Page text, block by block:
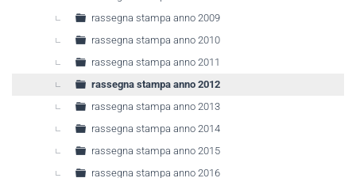
rassegna stampa anno 2009
rassegna stampa anno 2010
rassegna stampa anno 2011
rassegna stampa anno 2012
rassegna stampa anno 2013
rassegna stampa anno 2014
rassegna stampa anno 2015
rassegna stampa anno 2016